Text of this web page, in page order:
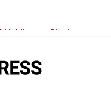
Mimoza Gjoni
i çeshtjës kombëtare